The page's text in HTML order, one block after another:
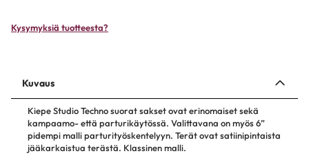
Kysymyksiä tuotteesta?
Kuvaus
Kiepe Studio Techno suorat sakset ovat erinomaiset sekä
kampaamo- että parturikäytössä. Valittavana on myös 6”
pidempi malli parturityöskentelyyn. Terät ovat satiinipintaista
jääkarkaistua terästä. Klassinen malli.